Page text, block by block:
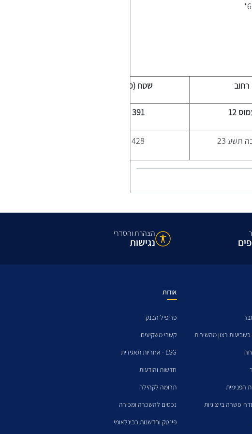
שטח רחוב
391 12
428 תשע 23
הצהרת והסדרי
נגישות
רצון מהשירות
הפנימית
פשרה בייצוגיות
אודות
פרופיל הבנק
קשרי משקיעים
ESG - אחריות תאגידית
חדשות והודעות
תרומה לקהילה
נכסים להשכרה ומכירה
פינטק וחדשנות בבינלאומי